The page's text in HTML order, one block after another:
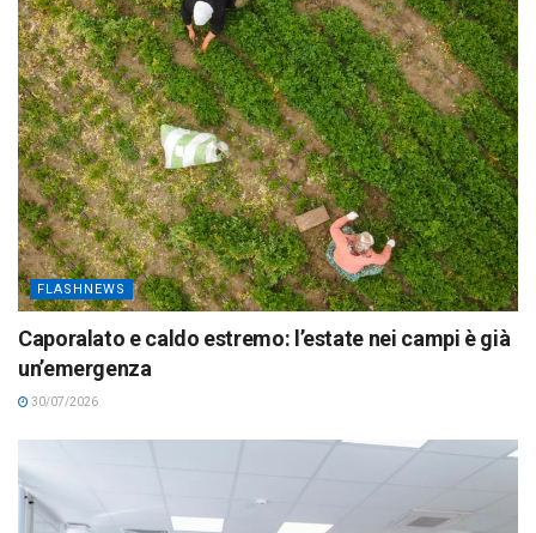
FLASHNEWS
Caporalato e caldo estremo: l’estate nei campi è già
un’emergenza
30/07/2026